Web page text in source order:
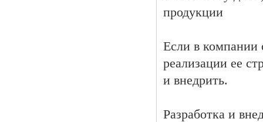
продукции
Если в компании
реализации ее
и внедрить.
Разработка и